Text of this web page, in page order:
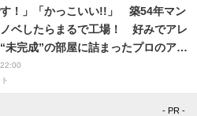
地域
す！」「かっこいい!!」 築54年マン
ベしたらまるで工場！ 好みでアレ
未完成”の部屋に詰まったプロのアイ
- PR -